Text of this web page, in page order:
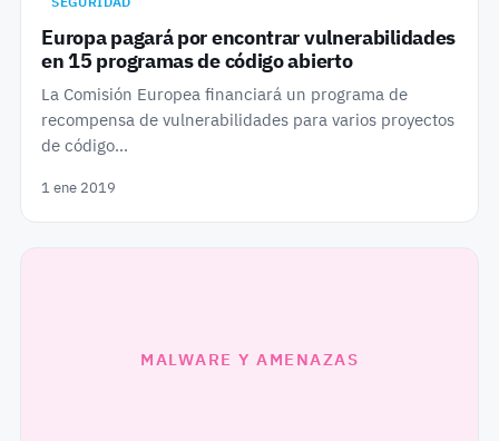
Europa pagará por encontrar vulnerabilidades
en 15 programas de código abierto
La Comisión Europea financiará un programa de
recompensa de vulnerabilidades para varios proyectos
de código…
1 ene 2019
MALWARE Y AMENAZAS